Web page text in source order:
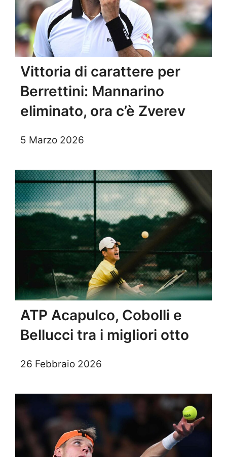
Vittoria di carattere per
Berrettini: Mannarino
eliminato, ora c’è Zverev
5 Marzo 2026
ATP Acapulco, Cobolli e
Bellucci tra i migliori otto
26 Febbraio 2026